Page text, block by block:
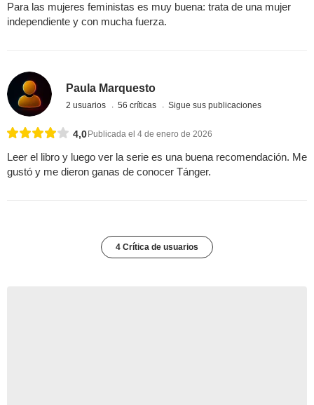
Para las mujeres feministas es muy buena: trata de una mujer
independiente y con mucha fuerza.
Paula Marquesto
2 usuarios 56 críticas Sigue sus publicaciones
4,0 Publicada el 4 de enero de 2026
Leer el libro y luego ver la serie es una buena recomendación. Me
gustó y me dieron ganas de conocer Tánger.
4 Crítica de usuarios